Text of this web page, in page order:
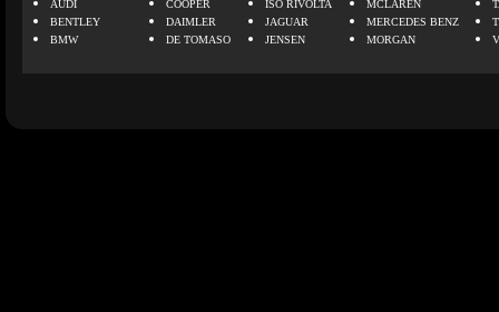
AUDI
BENTLEY
BMW
COOPER
DAIMLER
DE TOMASO
ISO RIVOLTA
JAGUAR
JENSEN
MCLAREN
MERCEDES BENZ
MORGAN